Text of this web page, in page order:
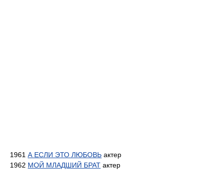
1961 А ЕСЛИ ЭТО ЛЮБОВЬ актер
1962 МОЙ МЛАДШИЙ БРАТ актер